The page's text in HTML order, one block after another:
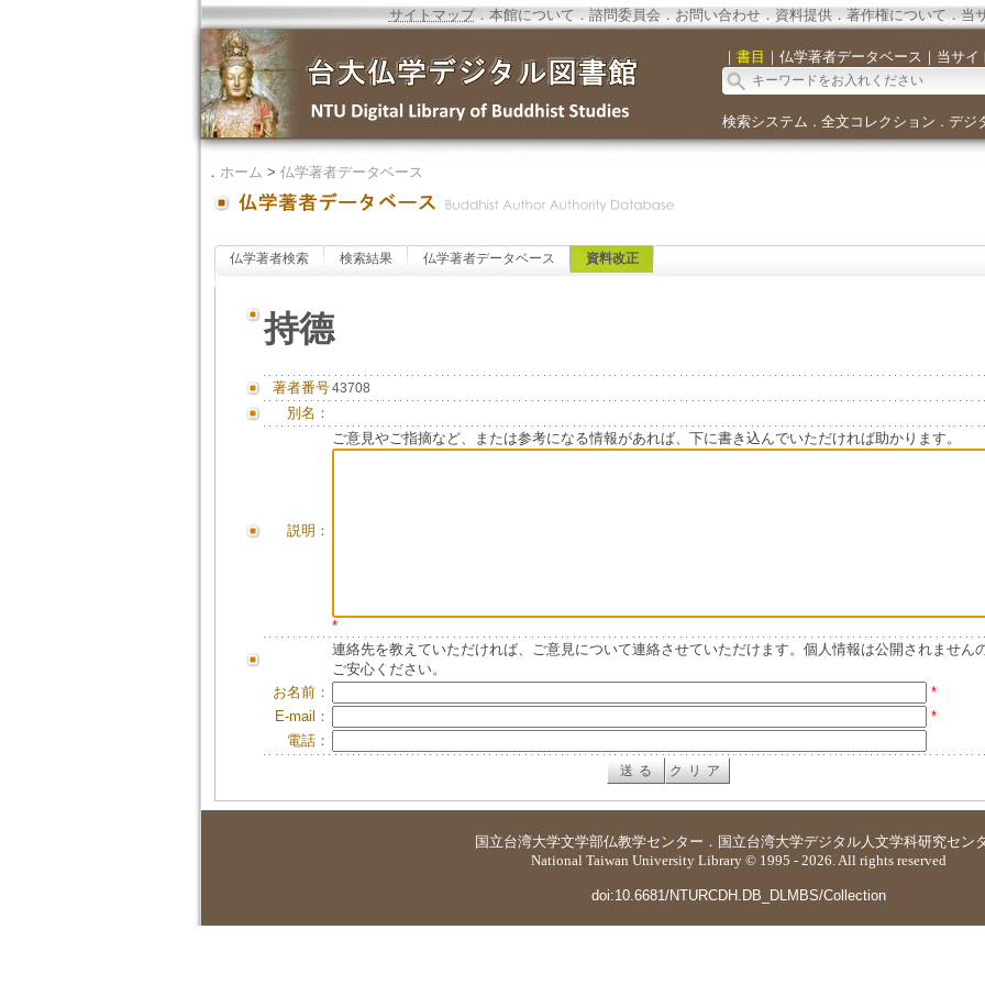
サイトマップ．本館について．諮問委員会． お問い合わせ． 資料提供．著作権について．当
｜ 書目 ｜ 仏学著者データベース ｜ 当サイ
検索システム ． 全文コレクション ． デジ
． ホーム > 仏学著者データベース
仏学著者検索 検索結果 仏学著者データベース 資料改正
持德
著者番号43708
別名：
説明：
ご意見やご指摘など、または参考になる情報があれば、下に書き込んでいただければ助かります。
*
連絡先を教えていただければ、ご意見について連絡させていただけます。個人情報は公開されません
ご安心ください。
お名前：
*
E-mail：
*
電話：
国立台湾大学文学部仏教学センター ． 国立台湾大学デジタル人文学科研究セン
National Taiwan University Library © 1995 - 2026. All rights reserved
doi:10.6681/NTURCDH.DB_DLMBS/Collection